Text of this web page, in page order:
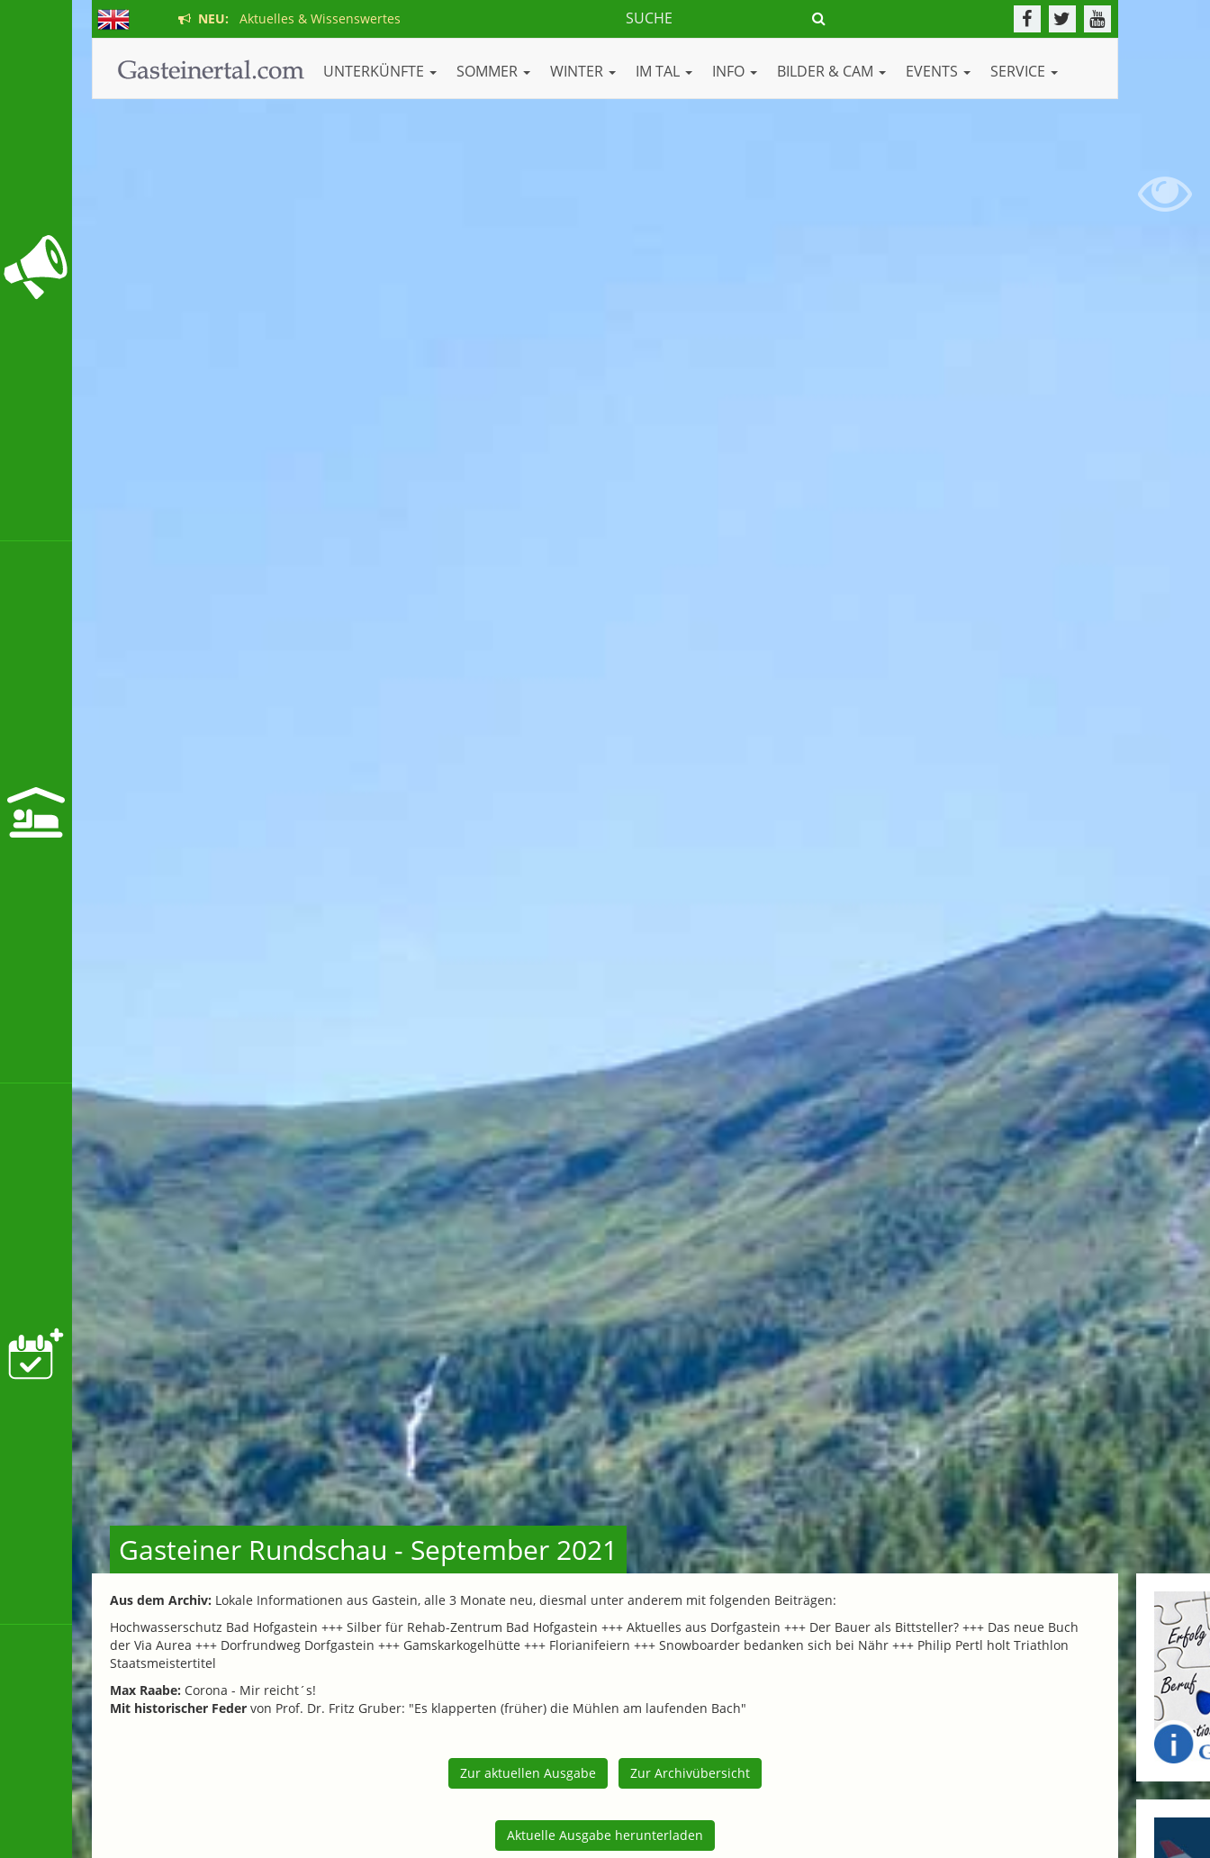
NEU: Aktuelles & Wissenswertes
UNTERKÜNFTE SOMMER WINTER IM TAL INFO BILDER & CAM EVENTS SERVICE
Gasteiner Rundschau - September 2021
Aus dem Archiv: Lokale Informationen aus Gastein, alle 3 Monate neu, diesmal unter anderem mit folgenden Beiträgen:
Hochwasserschutz Bad Hofgastein +++ Silber für Rehab-Zentrum Bad Hofgastein +++ Aktuelles aus Dorfgastein +++ Der Bauer als Bittsteller? +++ Das neue Buch
der Via Aurea +++ Dorfrundweg Dorfgastein +++ Gamskarkogelhütte +++ Florianifeiern +++ Snowboarder bedanken sich bei Nähr +++ Philip Pertl holt Triathlon
Staatsmeistertitel
Max Raabe: Corona - Mir reicht´s!
Mit historischer Feder von Prof. Dr. Fritz Gruber: "Es klapperten (früher) die Mühlen am laufenden Bach"
Zur aktuellen Ausgabe Zur Archivübersicht
Aktuelle Ausgabe herunterladen